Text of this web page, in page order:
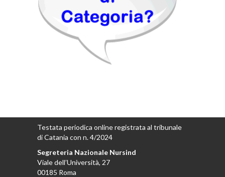
Testata periodica online registrata al tribunale
di Catania con n. 4/2024
Segreteria Nazionale Nursind
Viale dell’Università, 27
00185 Roma